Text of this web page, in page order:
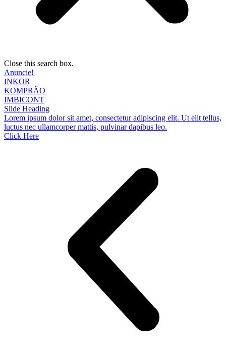
Close this search box.
Anuncie!
INKOR
KOMPRÃO
IMBICONT
Slide Heading
Lorem ipsum dolor sit amet, consectetur adipiscing elit. Ut elit tellus,
luctus nec ullamcorper mattis, pulvinar dapibus leo.
Click Here